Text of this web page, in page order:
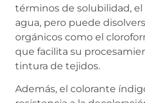
términos de solubilidad,
agua, pero puede
orgánicos como el
que facilita su
tintura de tejidos.
Además, el colorante